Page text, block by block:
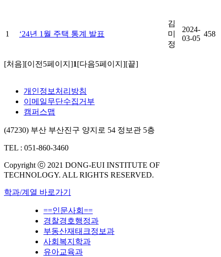
1 ‘24년 1월 주택 통계 발표
김
미
정
2024-
03-05
458
[처음][이전5페이지]1[다음5페이지][끝]
개인정보처리방침
이메일무단수집거부
캠퍼스맵
(47230) 부산 부산진구 양지로 54 정보관 5층
TEL : 051-860-3460
Copyright ⓒ 2021 DONG-EUI INSTITUTE OF
TECHNOLOGY. ALL RIGHTS RESERVED.
학과/계열 바로가기
==인문사회==
경찰경호행정과
부동산재태크정보과
사회복지학과
유아교육과